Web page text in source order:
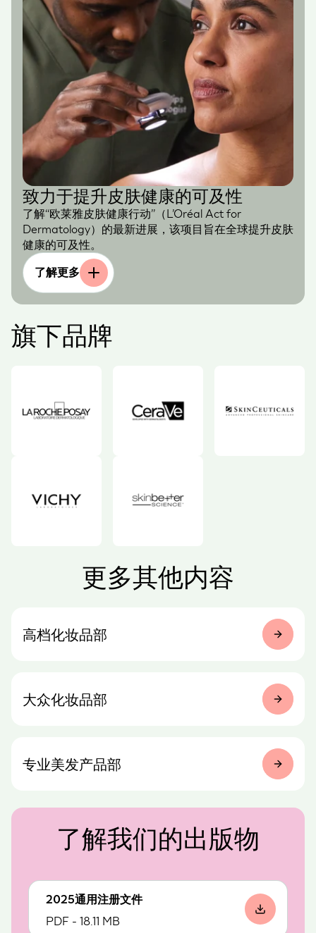
致力于提升皮肤健康的可及性
了解“欧莱雅皮肤健康行动”（L’Oréal Act for
Dermatology）的最新进展，该项目旨在全球提升皮肤
健康的可及性。
了解更多
旗下品牌
更多其他内容
高档化妆品部
大众化妆品部
专业美发产品部
了解我们的出版物
2025通用注册文件
PDF - 18.11 MB